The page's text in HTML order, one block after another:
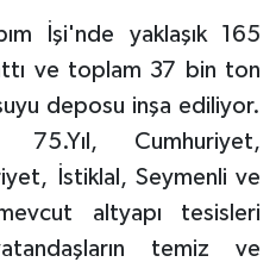
İşi'nde yaklaşık 165
ve toplam 37 bin ton
deposu inşa ediliyor.
75.Yıl, Cumhuriyet,
İstiklal, Seymenli ve
altyapı tesisleri
temiz ve